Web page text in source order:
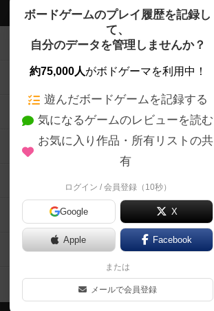
ボードゲームのプレイ履歴を記録し
て、
自分のデータを管理しませんか？
約75,000人がボドゲーマを利用中！
遊んだボードゲームを記録する
気になるゲームのレビューを読む
お気に入り作品・所有リストの共
有
ログイン / 会員登録（10秒）
Google X
Apple Facebook
または
メールで会員登録
ボドゲーマTOP
ボードゲームを検索する
ボードゲームの新着レビュー
ボードゲーム会情報
メカニクス特集
掲示板・トピックス
ボドとも・会員一覧
ボードゲーム業界コラム
ボドゲーマご利用案内